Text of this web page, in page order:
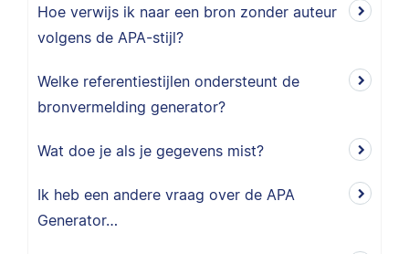
Hoe verwijs ik naar een bron zonder auteur
volgens de APA-stijl?
Welke referentiestijlen ondersteunt de
bronvermelding generator?
Wat doe je als je gegevens mist?
Ik heb een andere vraag over de APA
Generator…